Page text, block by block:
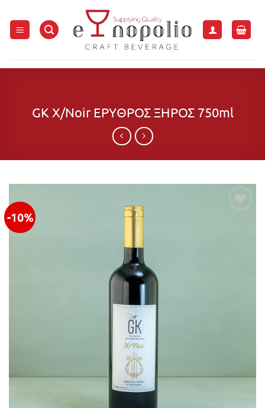
στο
περιεχόμενο
GK X/Noir ΕΡΥΘΡΟΣ ΞΗΡΟΣ 750ml
-10%